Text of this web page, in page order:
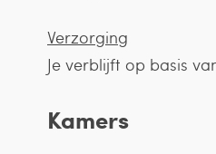
Verzorging
Je verblijft op basis
Kamers